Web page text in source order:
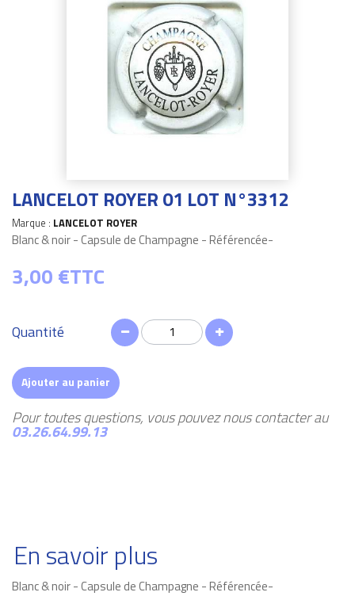
LANCELOT ROYER 01 LOT N°3312
Marque : LANCELOT ROYER
Blanc & noir - Capsule de Champagne - Référencée-
3,00 €TTC
Quantité
Ajouter au panier
Pour toutes questions, vous pouvez nous contacter au
03.26.64.99.13
En savoir plus
Blanc & noir - Capsule de Champagne - Référencée-